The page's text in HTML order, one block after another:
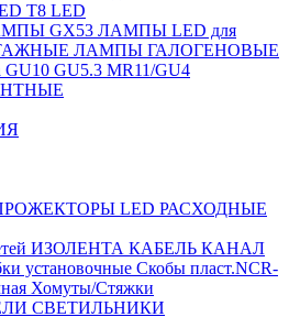
T8 LED
GX53 ЛАМПЫ LED для
ЛАМПЫ ГАЛОГЕНОВЫЕ
GU10 GU5.3 MR11/GU4
LED РАСХОДНЫЕ
ИЗОЛЕНТА КАБЕЛЬ КАНАЛ
установочные Скобы пласт.NCR-
Хомуты/Стяжки
СВЕТИЛЬНИКИ